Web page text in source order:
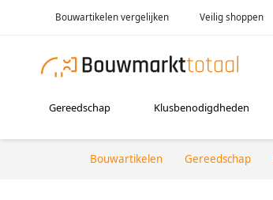
Bouwartikelen vergelijken Veilig shoppen
Gereedschap Klusbenodigdheden
Bouwartikelen Gereedschap